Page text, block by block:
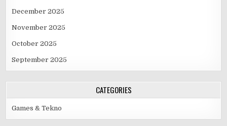
December 2025
November 2025
October 2025
September 2025
CATEGORIES
Games & Tekno